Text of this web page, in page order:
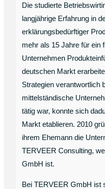
Die studierte
langjährige Erfahrung in
erklärungsbedürftiger
mehr als 15 Jahre für ein
Unternehmen
deutschen Markt
Strategien verantwortlich
mittelständische
tätig war, konnte sich
Markt etablieren. 2010
ihrem Ehemann die
TERVEER Consulting,
GmbH ist.
Bei TERVEER GmbH ist